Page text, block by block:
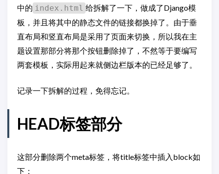
中的 index.html 给拆解了一下，做成了Django模
板，并且将其中的静态文件的链接都换掉了。由于垂
直布局和竖直布局是采用了页面来切换，所以我在主
题设置那部分将那个按钮删除掉了，不然等于要编写
两套模板，实际用起来就侧边栏版本的已经足够了。
记录一下拆解的过程，免得忘记。
HEAD标签部分
这部分删除两个meta标签，将title标签中插入block如
下：